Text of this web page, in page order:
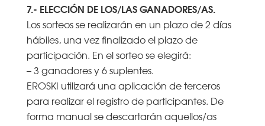
7.- ELECCIÓN DE LOS/LAS GANADORES/AS.
Los sorteos se realizarán en un plazo de 2 días
hábiles, una vez finalizado el plazo de
participación. En el sorteo se elegirá:
– 3 ganadores y 6 suplentes.
EROSKI utilizará una aplicación de terceros
para realizar el registro de participantes. De
forma manual se descartarán aquellos/as